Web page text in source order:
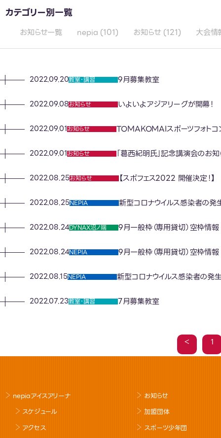
カテゴリー別一覧
お知らせ一覧 nepia (101) お知らせ (121) 大会情
9月募集教室
2022.09.20教室･講習
いよいよアジアリーグが開幕！
2022.09.08お知らせ
TOMAKOMAIスポーツフォトコ
2022.09.01お知らせ
「葛西紀明氏」記念講演会のお
2022.09.01お知らせ
【スポフェス2022 開催決定！】
2022.08.25お知らせ
新型コロナウイルス感染者の発
2022.08.25NEPIA
9月一般枠（専用貸切）空枠情報
2022.08.24DYNAX沼ノ端
9月一般枠（専用貸切）空枠情報
2022.08.24NEPIA
新型コロナウイルス感染者の発
2022.08.15NEPIA
7月募集教室
2022.07.23教室･講習
＜ 1
nepiaアイスアリーナ
スケジュール
アクセス
お知らせ
加盟団体
スポーツ少年団